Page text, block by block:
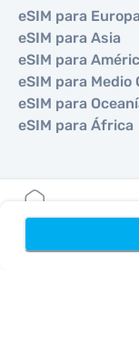
eSIM para Europa
eSIM para Asia
eSIM para
eSIM para Medio
eSIM para
eSIM para África
Países
eSIM para